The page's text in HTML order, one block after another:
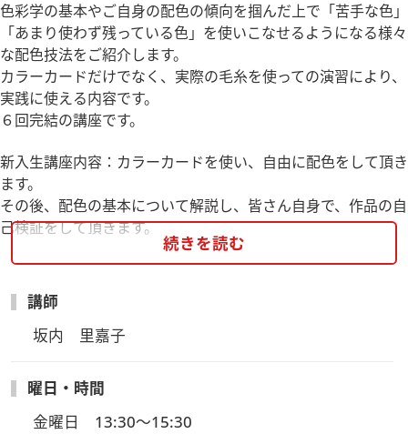
色彩学の基本やご自身の配色の傾向を掴んだ上で「苦手な色」
「あまり使わず残っている色」を使いこなせるようになる様々
な配色技法をご紹介します。
カラーカードだけでなく、実際の毛糸を使っての演習により、
実践に使える内容です。
６回完結の講座です。
新入生講座内容：カラーカードを使い、自由に配色をして頂き
ます。
その後、配色の基本について解説し、皆さん自身で、作品の自
己検証をして頂きます。
続きを読む
講師
坂内　里嘉子
曜日・時間
金曜日　13:30～15:30